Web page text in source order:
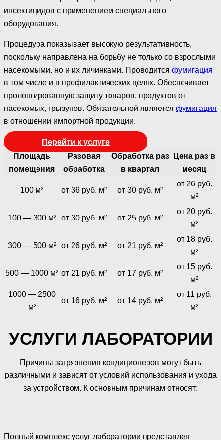
инсектицидов с применением специального
оборудования.
Процедура показывает высокую результативность,
поскольку направлена на борьбу не только со взрослыми
насекомыми, но и их личинками. Проводится фумигация
в том числе и в профилактических целях. Обеспечивает
пролонгированную защиту товаров, продуктов от
насекомых, грызунов. Обязательной является фумигация
в отношении импортной продукции.
Перейти к услуге
Площадь
помещения
Разовая
обработка
Обработка раз
в квартал
Цена раз в
месяц
100 м² от 36 руб. м² от 30 руб. м²
от 26 руб.
м²
100 — 300 м² от 30 руб. м² от 25 руб. м²
от 20 руб.
м²
300 — 500 м² от 26 руб. м² от 21 руб. м²
от 18 руб.
м²
500 — 1000 м² от 21 руб. м² от 17 руб. м²
от 15 руб.
м²
1000 — 2500
м²
от 16 руб. м² от 14 руб. м²
от 11 руб.
м²
УСЛУГИ ЛАБОРАТОРИИ
Причины загрязнения кондиционеров могут быть
различными и зависят от условий использования и ухода
за устройством. К основным причинам относят:
Полный комплекс услуг лаборатории представлен